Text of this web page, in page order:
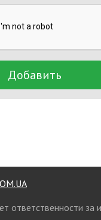
Добавить
ответственности за